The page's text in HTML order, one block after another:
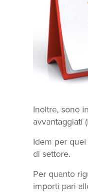
Inoltre, sono
avvantaggiati
Idem per
di settore.
Per quanto
importi pari